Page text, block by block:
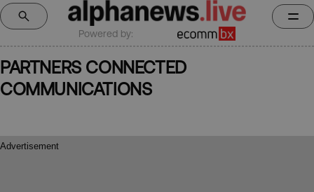
Powered by:
PARTNERS CONNECTED
COMMUNICATIONS